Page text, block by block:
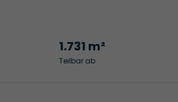
1.731 m²
Teilbar ab